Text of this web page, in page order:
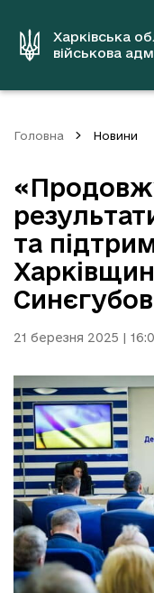
вмістуХарківська
військова
Головна Новини
та
Синєгубов
21 березня 2025 |